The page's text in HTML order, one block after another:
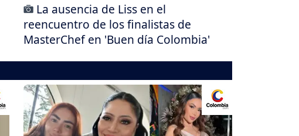
La ausencia de Liss en el
reencuentro de los finalistas de
MasterChef en 'Buen día Colombia'